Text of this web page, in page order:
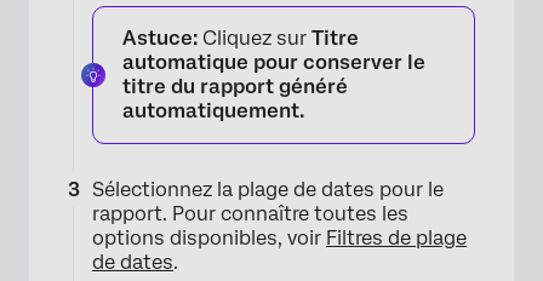
×
Astuce: Cliquez sur Titre
automatique pour conserver le
titre du rapport généré
automatiquement.
Sélectionnez la plage de dates pour le
rapport. Pour connaître toutes les
options disponibles, voir Filtres de plage
de dates.